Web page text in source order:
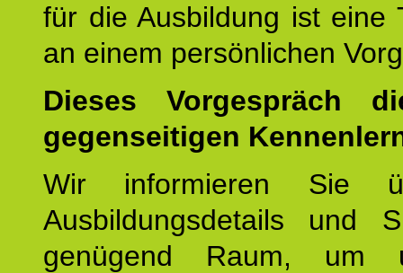
für die Ausbildung ist eine
an einem persönlichen
Dieses Vorgespräch
gegenseitigen
Wir informieren Sie
Ausbildungsdetails und
genügend Raum, um